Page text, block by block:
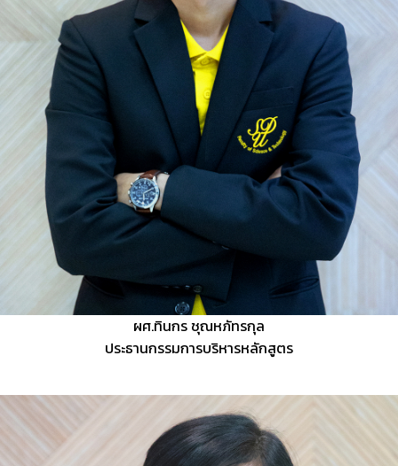
ผศ.ทินกร ชุณหภัทรกุล
ประธานกรรมการบริหารหลักสูตร